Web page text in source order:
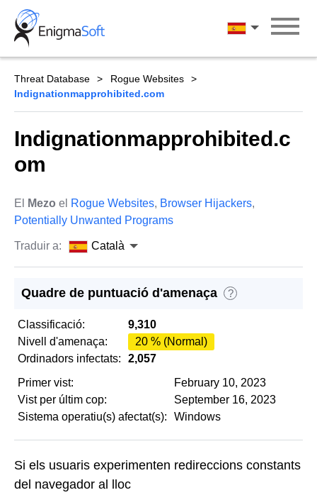
Skip
content
Català
Threat Database
Rogue Websites
Indignationmapprohibited.com
Indignationmapprohibited.c
om
El Mezo el Rogue Websites, Browser Hijackers,
Potentially Unwanted Programs
Traduir a: Català
Quadre de puntuació d'amenaça ?
Classificació:
9,310
Nivell d'amenaça:
20 % (Normal)
Ordinadors infectats:
2,057
Primer vist:
February 10, 2023
Vist per últim cop:
September 16, 2023
Sistema operatiu(s) afectat(s):
Windows
Si els usuaris experimenten redireccions constants
del navegador al lloc